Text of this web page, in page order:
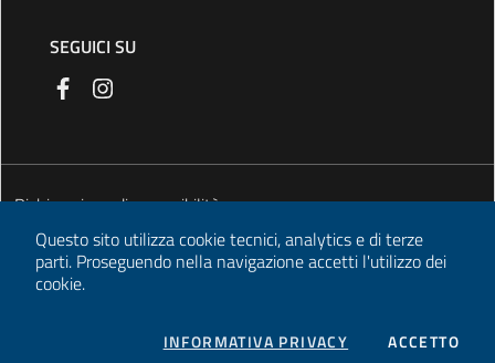
SEGUICI SU
Dichiarazione di accessibilità
Informativa privacy
Informativa cookie
Questo sito utilizza cookie tecnici, analytics e di terze
parti. Proseguendo nella navigazione accetti l'utilizzo dei
cookie.
INFORMATIVA PRIVACY COOKIESACCETTOI